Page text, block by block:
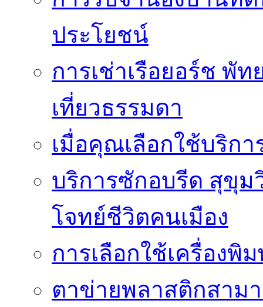
ประโยชน์
การเช่าเรือยอร์ช พัท
เที่ยวธรรมดา
เมื่อคุณเลือกใช้บริกา
บริการซักอบรีด สุขุม
โจทย์ชีวิตคนเมือง
การเลือกใช้เครื่องพิม
ตาข่ายพลาสติกสาม